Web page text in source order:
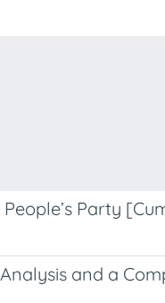
Party
and a